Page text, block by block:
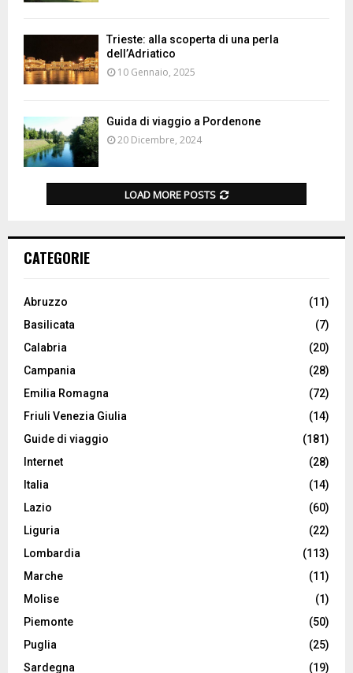
Trieste: alla scoperta di una perla
dell’Adriatico
10 Gennaio, 2025
Guida di viaggio a Pordenone
20 Dicembre, 2024
LOAD MORE POSTS
CATEGORIE
Abruzzo
(11)
Basilicata
(7)
Calabria
(20)
Campania
(28)
Emilia Romagna
(72)
Friuli Venezia Giulia
(14)
Guide di viaggio
(181)
Internet
(28)
Italia
(14)
Lazio
(60)
Liguria
(22)
Lombardia
(113)
Marche
(11)
Molise
(1)
Piemonte
(50)
Puglia
(25)
Sardegna
(19)